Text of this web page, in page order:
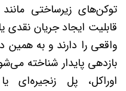
توکن‌های زیرساختی
قابلیت ایجاد جریان نقدی
واقعی را دارند و به همین
بازدهی پایدار شناخته
اوراکل، پل زنجیره‌ای